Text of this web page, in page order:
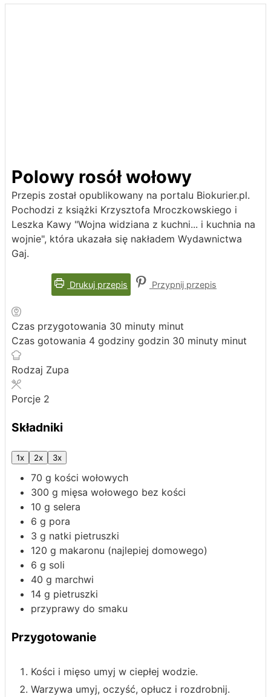
Polowy rosół wołowy
Przepis został opublikowany na portalu Biokurier.pl.
Pochodzi z książki Krzysztofa Mroczkowskiego i
Leszka Kawy "Wojna widziana z kuchni... i kuchnia na
wojnie", która ukazała się nakładem Wydawnictwa
Gaj.
Drukuj przepis Przypnij przepis
Czas przygotowania 30 minuty minut
Czas gotowania 4 godziny godzin 30 minuty minut
Rodzaj Zupa
Porcje 2
Składniki
1x 2x 3x
70 g kości wołowych
300 g mięsa wołowego bez kości
10 g selera
6 g pora
3 g natki pietruszki
120 g makaronu (najlepiej domowego)
6 g soli
40 g marchwi
14 g pietruszki
przyprawy do smaku
Przygotowanie
Kości i mięso umyj w ciepłej wodzie.
Warzywa umyj, oczyść, opłucz i rozdrobnij.